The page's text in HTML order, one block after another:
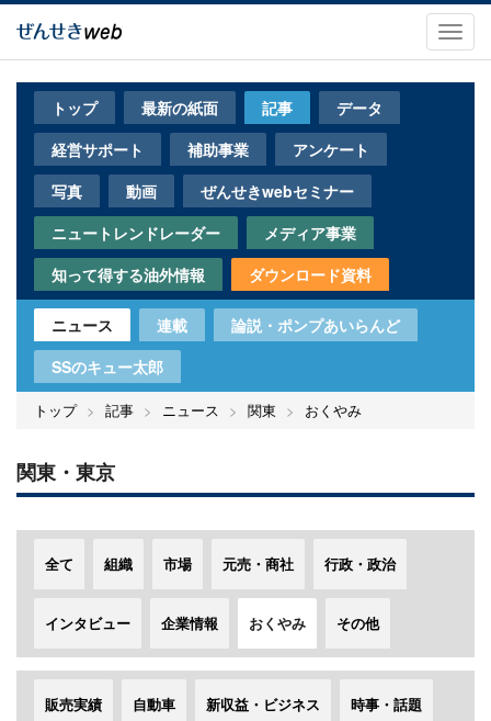
メ
トップ 最新の紙面 記事
データ
経営サポート
補助事業
アンケート
写真
動画
ぜんせきwebセミナー
ニュートレンドレーダー
メディア事業
知って得する油外情報
ダウンロード資料
ニュース 連載
論説・ポンプあいらんど
SSのキュー太郎
トップ 記事 ニュース 関東 おくやみ
関東・東京
全て 組織 市場 元売・商社 行政・政治
インタビュー 企業情報 おくやみ その他
販売実績 自動車 新収益・ビジネス 時事・話題